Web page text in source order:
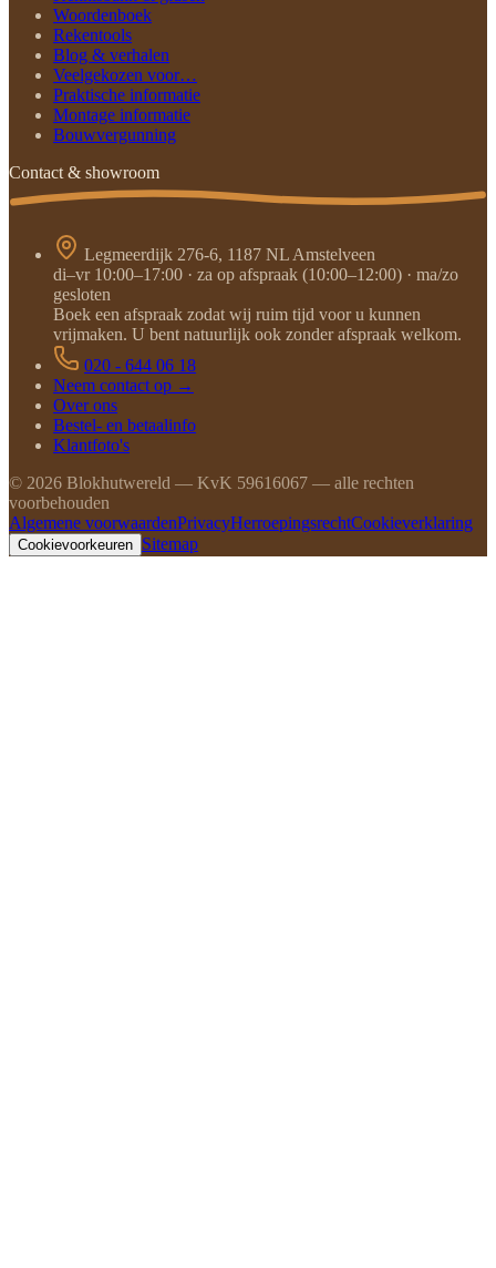
Woordenboek
Rekentools
Blog & verhalen
Veelgekozen voor…
Praktische informatie
Montage informatie
Bouwvergunning
Contact & showroom
Legmeerdijk 276-6, 1187 NL Amstelveen
di–vr 10:00–17:00 · za op afspraak (10:00–12:00) · ma/zo
gesloten
Boek een afspraak zodat wij ruim tijd voor u kunnen
vrijmaken. U bent natuurlijk ook zonder afspraak welkom.
020 - 644 06 18
Neem contact op →
Over ons
Bestel- en betaalinfo
Klantfoto's
© 2026 Blokhutwereld — KvK 59616067 — alle rechten
voorbehouden
Algemene voorwaardenPrivacyHerroepingsrechtCookieverklaring
Cookievoorkeuren Sitemap